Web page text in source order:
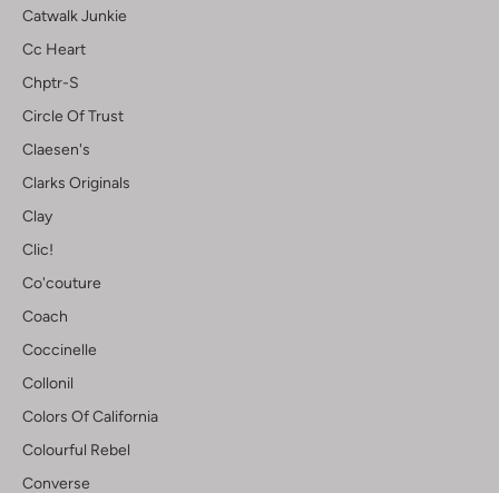
Catwalk Junkie
Cc Heart
Chptr-S
Circle Of Trust
Claesen's
Clarks Originals
Clay
Clic!
Co'couture
Coach
Coccinelle
Collonil
Colors Of California
Colourful Rebel
Converse